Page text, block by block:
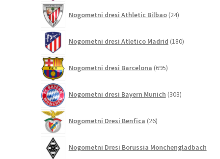
Nogometni dresi Athletic Bilbao 24izdelkov
Nogometni dresi Atletico Madrid 180izdelkov
Nogometni dresi Barcelona 695izdelkov
Nogometni dresi Bayern Munich 303izdelki
Nogometni Dresi Benfica 26izdelkov
Nogometni Dresi Borussia Monchengladbach